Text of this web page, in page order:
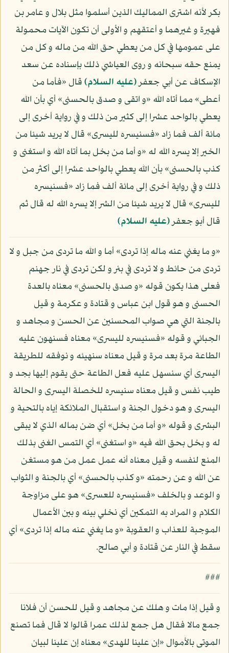
بكر لأنه اشترى المماليك الذين أسلموا مثل بلال و عامر بن
فهيرة و غيرهما و أعتقهم و الأولى أن تكون الآيات محمولة
على عمومها في كل من يعطي حق الله من ماله و كل من
يمنع حقه سبحانه و روى العياشي ذلك بإسناده عن سعد
الإسكاف عن أبي جعفر(عليه السلام)قال «فأما من
أعطى» مما أتاه الله «و اتقى و صدق بالحسنى» أي بأن الله
يعطي بالواحد عشرا إلى كثير من ذلك و في رواية أخرى إلى
مائة ألف فما زاد «فسنيسره لليسرى» قال لا يريد شيئا من
الخير إلا يسره الله له «و أما من بخل بما أتاه الله و استغنى و
كذب بالحسنى» بأن الله يعطي بالواحد عشرا إلى أكثر من
ذلك و في رواية أخرى إلى مائة ألف فما زاد «فسنيسره
لليسرى» قال لا يريد شيئا من الشر إلا يسره الله له قال ثم
قال أبو جعفر(عليه السلام)
«و ما يغني عنه ماله إذا تردى» أما و الله ما تردى من جبل و لا
تردى من حائط و لا تردى في بئر و لكن تردى في نار جهنم
فعلى هذا يكون قوله «و صدق بالحسنى» معناه بالعدة
الحسنى و هو قول ابن عباس و قتادة و عكرمة و قيل
بالجنة التي هي صواب المحسنين عن الحسن و مجاهد و
الجبائي و قوله «فسنيسره لليسرى» معناه فسنهون عليه
الطاعة مرة بعد مرة و قيل معناه سنهيئه و نوفقه للطريقة
اليسرى أي سنسهل عليه فعل الطاعة حتى يقوم إليها بجد و
طيب نفس و قيل معناه سنيسره للخصلة اليسرى و الحالة
اليسرى و هو دخول الجنة و استقبال الملائكة إياه بالتحية و
البشرى و قوله «و أما من بخل» أي ضن بماله الذي لا يبقى
له و بخل بحق الله فيه «و استغنى» أي التمس الغنى بذلك
المنع لنفسه و قيل معناه أنه عمل عمل من هو مستغن
عن الله و عن رحمته «و كذب بالحسنى» أي بالجنة و الثواب
و الوعد و بالخلف «فسنيسره للعسرى» هو على مزاوجة
الكلام و المراد به التمكين أي نخلي بينه و بين الأعمال
الموجبة للعذاب و العقوبة «و ما يغني عنه ماله إذا تردى» أي
سقط في النار عن قتادة و أبي صالح.
###
و قيل إذا مات و هلك عن مجاهد و قيل للحسن أن فلانا
جمع مالا فقال هل جمع لذلك عمرا قالوا لا قال فما تصنع
الموتى بالأموال «إن علينا للهدى» معناه إن علينا لبيان